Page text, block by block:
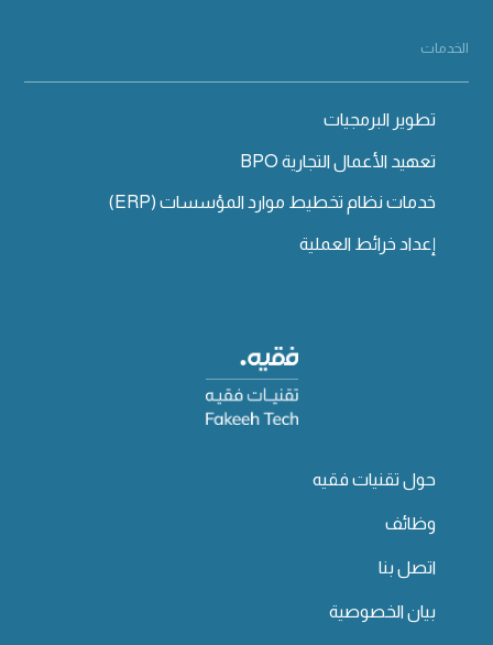
الخدمات
تطوير البرمجيات
تعهيد الأعمال التجارية BPO
خدمات نظام تخطيط موارد المؤسسات (ERP)
إعداد خرائط العملية
حول تقنيات فقيه
وظائف
اتصل بنا
بيان الخصوصية